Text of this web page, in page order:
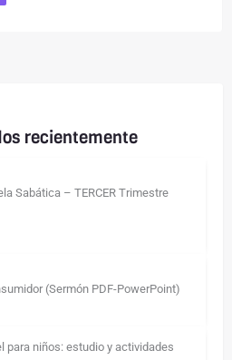
recientemente
Sabática – TERCER Trimestre
(Sermón PDF-PowerPoint)
para niños: estudio y actividades